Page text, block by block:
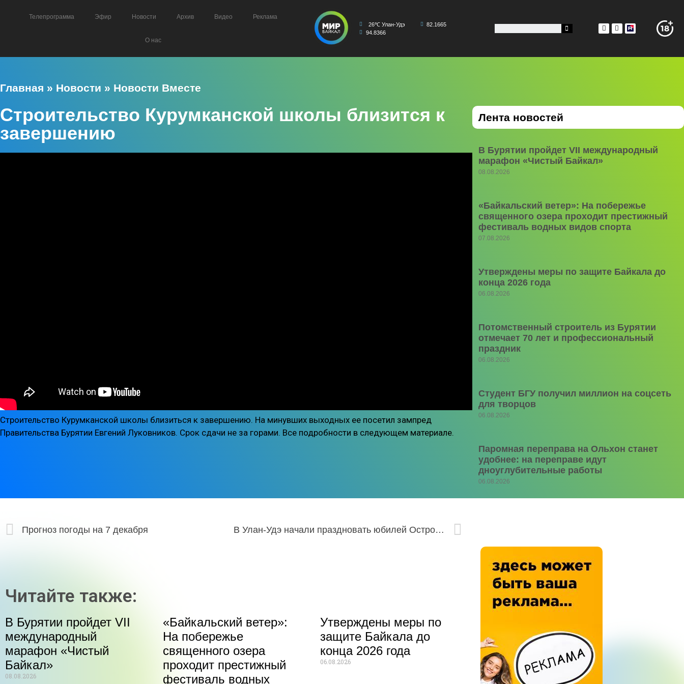
Телепрограмма Эфир Новости Архив Видео Реклама
О нас
26℃ Улан-Удэ
82.1665
94.8366
Главная » Новости » Новости Вместе
Строительство Курумканской школы близится к
завершению
Строительство Курумканской школы близиться к завершению. На минувших выходных ее посетил зампред
Правительства Бурятии Евгений Луковников. Срок сдачи не за горами. Все подробности в следующем материале.
Лента новостей
В Бурятии пройдет VII международный
марафон «Чистый Байкал»
08.08.2026
«Байкальский ветер»: На побережье
священного озера проходит престижный
фестиваль водных видов спорта
07.08.2026
Утверждены меры по защите Байкала до
конца 2026 года
06.08.2026
Потомственный строитель из Бурятии
отмечает 70 лет и профессиональный
праздник
06.08.2026
Студент БГУ получил миллион на соцсеть
для творцов
06.08.2026
Паромная переправа на Ольхон станет
удобнее: на переправе идут
дноуглубительные работы
06.08.2026
Прогноз погоды на 7 декабря В Улан-Удэ начали праздновать юбилей Островского
Читайте также:
В Бурятии пройдет VII
международный
марафон «Чистый
Байкал»
08.08.2026
«Байкальский ветер»:
На побережье
священного озера
проходит престижный
фестиваль водных
Утверждены меры по
защите Байкала до
конца 2026 года
06.08.2026